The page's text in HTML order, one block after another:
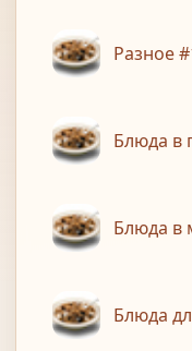
Разное
Блюда в
Блюда в
Блюда